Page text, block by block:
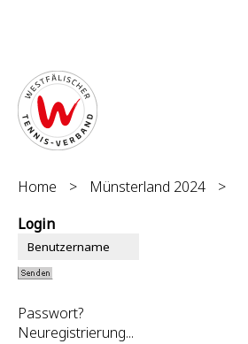
Home > Münsterland 2024
>
Login
Passwort?
Neuregistrierung...